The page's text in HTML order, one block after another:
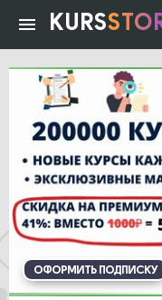
KURS
ОФОРМИТЬ ПОДПИСКУ